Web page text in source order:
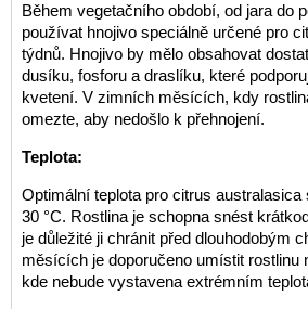
Během vegetačního období, od jara do
používat hnojivo speciálně určené pro
týdnů. Hnojivo by mělo obsahovat
dusíku, fosforu a draslíku, které
kvetení. V zimních měsících, kdy
omezte, aby nedošlo k přehnojení.
Teplota:
Optimální teplota pro citrus australasica
30 °C. Rostlina je schopna snést
je důležité ji chránit před dlouhodobým
měsících je doporučeno umístit rostlinu
kde nebude vystavena extrémním